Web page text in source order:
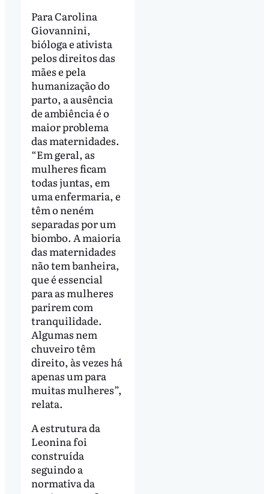
Para Carolina
Giovannini,
bióloga e ativista
pelos direitos das
mães e pela
humanização do
parto, a ausência
de ambiência é o
maior problema
das maternidades.
“Em geral, as
mulheres ficam
todas juntas, em
uma enfermaria, e
têm o neném
separadas por um
biombo. A maioria
das maternidades
não tem banheira,
que é essencial
para as mulheres
parirem com
tranquilidade.
Algumas nem
chuveiro têm
direito, às vezes há
apenas um para
muitas mulheres”,
relata.
A estrutura da
Leonina foi
construída
seguindo a
normativa da